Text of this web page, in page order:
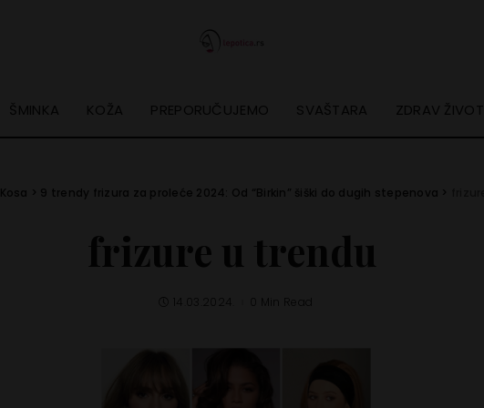
ŠMINKA KOŽA PREPORUČUJEMO SVAŠTARA ZDRAV ŽIVOT
Kosa > 9 trendy frizura za proleće 2024: Od “Birkin” šiški do dugih stepenova >
frizure u trendu
14.03.2024.